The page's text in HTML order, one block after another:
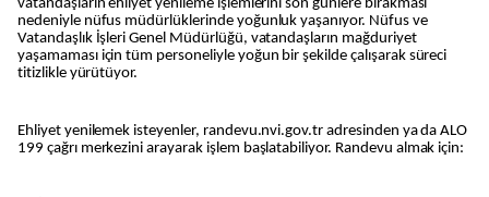
vatandaşların ehliyet yenileme işlemlerini son günlere bırakması
nedeniyle nüfus müdürlüklerinde yoğunluk yaşanıyor. Nüfus ve
Vatandaşlık İşleri Genel Müdürlüğü, vatandaşların mağduriyet
yaşamaması için tüm personeliyle yoğun bir şekilde çalışarak süreci
titizlikle yürütüyor.
Ehliyet yenilemek isteyenler, randevu.nvi.gov.tr adresinden ya da ALO
199 çağrı merkezini arayarak işlem başlatabiliyor. Randevu almak için: